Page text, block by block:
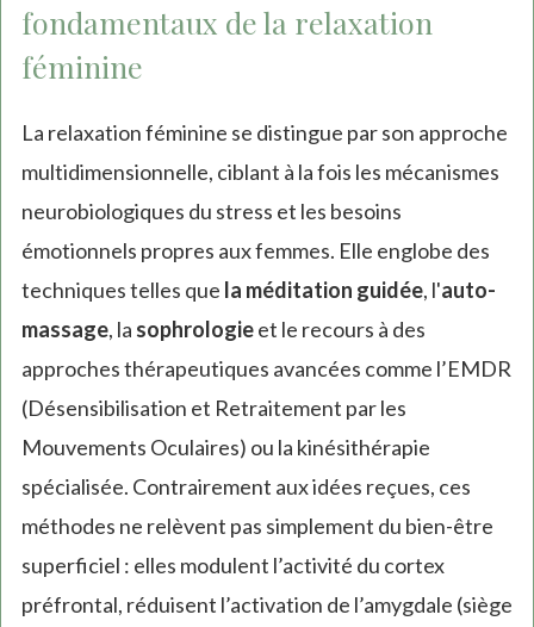
fondamentaux de la relaxation
féminine
La relaxation féminine se distingue par son approche
multidimensionnelle, ciblant à la fois les mécanismes
neurobiologiques du stress et les besoins
émotionnels propres aux femmes. Elle englobe des
techniques telles que la méditation guidée, l'auto-
massage, la sophrologieet le recours à des
approches thérapeutiques avancées comme l’EMDR
(Désensibilisation et Retraitement par les
Mouvements Oculaires) ou la kinésithérapie
spécialisée. Contrairement aux idées reçues, ces
méthodes ne relèvent pas simplement du bien-être
superficiel : elles modulent l’activité du cortex
préfrontal, réduisent l’activation de l’amygdale (siège